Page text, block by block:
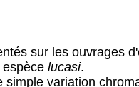
sur les ouvrages
lucasi.
variation